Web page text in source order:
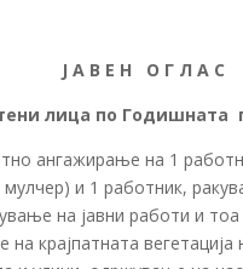
Ј А В Е Н О Г Л А С
лица по Годишната
ангажирање на 1
и 1 работник,
на јавни работи и тоа
крајпатната